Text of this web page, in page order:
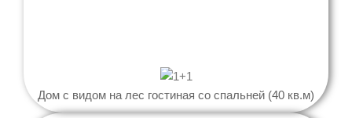
Дом с видом на лес гостиная со спальней (40 кв.м)